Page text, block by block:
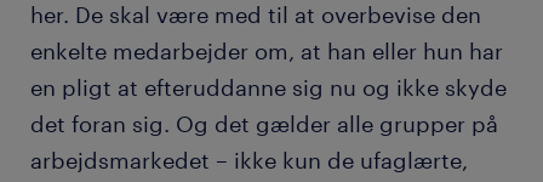
her. De skal være med til at overbevise den
enkelte medarbejder om, at han eller hun har
en pligt at efteruddanne sig nu og ikke skyde
det foran sig. Og det gælder alle grupper på
arbejdsmarkedet – ikke kun de ufaglærte,